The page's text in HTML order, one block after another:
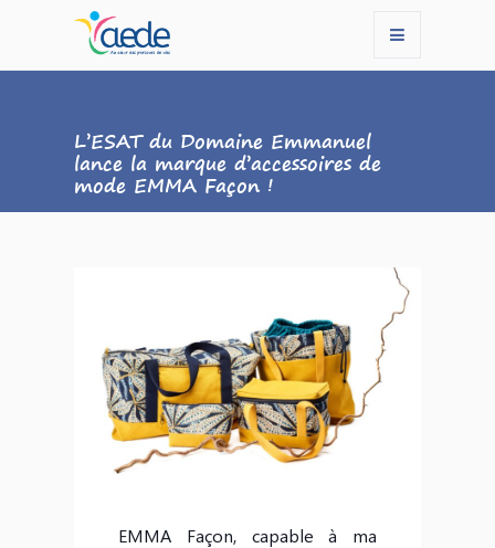
L’ESAT du Domaine Emmanuel
lance la marque d’accessoires de
mode EMMA Façon !
EMMA Façon, capable à ma